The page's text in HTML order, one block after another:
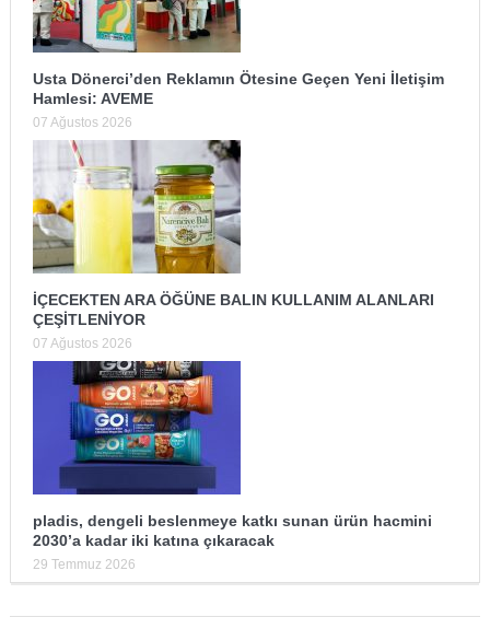
Usta Dönerci’den Reklamın Ötesine Geçen Yeni İletişim
Hamlesi: AVEME
07 Ağustos 2026
İÇECEKTEN ARA ÖĞÜNE BALIN KULLANIM ALANLARI
ÇEŞİTLENİYOR
07 Ağustos 2026
pladis, dengeli beslenmeye katkı sunan ürün hacmini
2030’a kadar iki katına çıkaracak
29 Temmuz 2026